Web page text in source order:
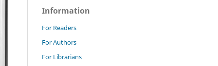
Information
For Readers
For Authors
For Librarians